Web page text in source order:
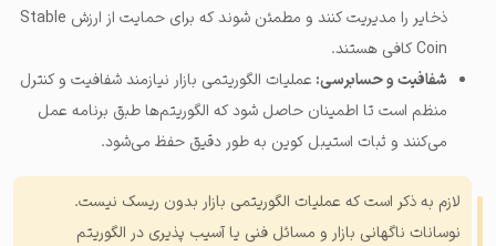
ذخایر را مدیریت کنند و مطمئن شوند که برای حمایت از ارزش Stable
Coin کافی هستند.
شفافیت و حسابرسی: عملیات الگوریتمی بازار نیازمند شفافیت و کنترل
منظم است تا اطمینان حاصل شود که الگوریتم‌ها طبق برنامه عمل
می‌کنند و ثبات استیبل کوین به طور دقیق حفظ می‌شود.
لازم به ذکر است که عملیات الگوریتمی بازار بدون ریسک نیست.
نوسانات ناگهانی بازار و مسائل فنی یا آسیب پذیری در الگوریتم